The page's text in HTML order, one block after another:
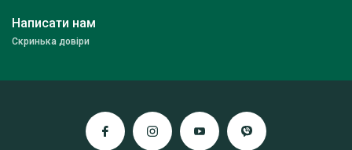
Написати нам
Скринька довіри